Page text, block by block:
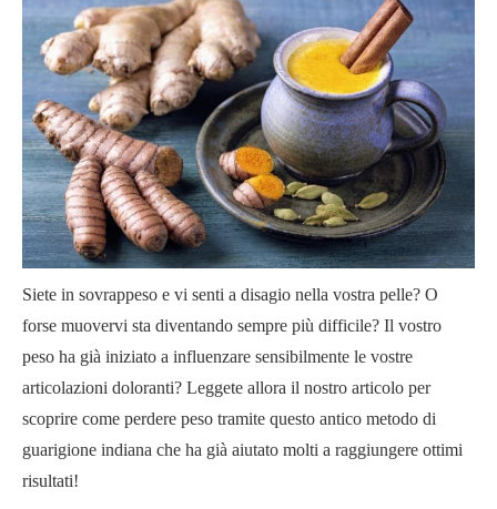
Siete in sovrappeso e vi senti a disagio nella vostra pelle? O
forse muovervi sta diventando sempre più difficile? Il vostro
peso ha già iniziato a influenzare sensibilmente le vostre
articolazioni doloranti? Leggete allora il nostro articolo per
scoprire come perdere peso tramite questo antico metodo di
guarigione indiana che ha già aiutato molti a raggiungere ottimi
risultati!